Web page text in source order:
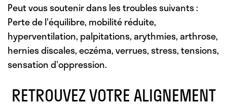
Peut vous soutenir dans les troubles suivants :
Perte de l'équilibre, mobilité réduite,
hyperventilation, palpitations, arythmies, arthrose,
hernies discales, eczéma, verrues, stress, tensions,
sensation d'oppression.
RETROUVEZ VOTRE ALIGNEMENT